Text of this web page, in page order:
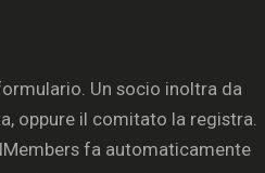
Un socio inoltra da
oppure il comitato la registra.
fa automaticamente